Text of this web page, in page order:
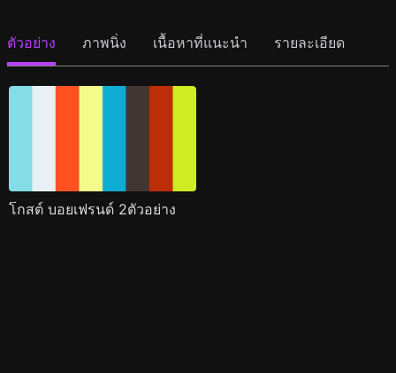
ตัวอย่าง ภาพนิ่ง เนื้อหาที่แนะนำ รายละเอียด
โกสต์ บอยเฟรนด์ 2ตัวอย่าง